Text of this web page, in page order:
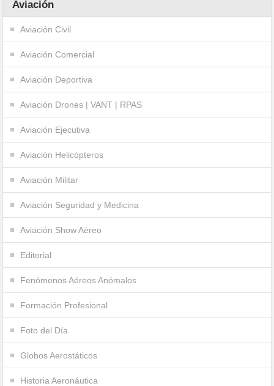
Aviación
Aviación Civil
Aviación Comercial
Aviación Deportiva
Aviación Drones | VANT | RPAS
Aviación Ejecutiva
Aviación Helicópteros
Aviación Militar
Aviación Seguridad y Medicina
Aviación Show Aéreo
Editorial
Fenómenos Aéreos Anómalos
Formación Profesional
Foto del Día
Globos Aerostáticos
Historia Aeronáutica